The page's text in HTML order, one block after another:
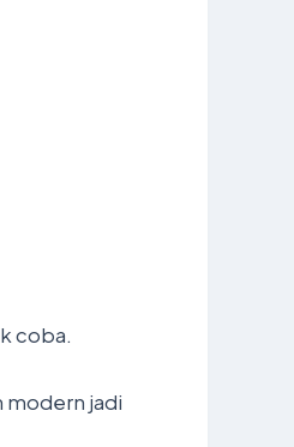
coba.
modern jadi